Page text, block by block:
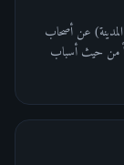
عن أصحاب
من حيث أسباب